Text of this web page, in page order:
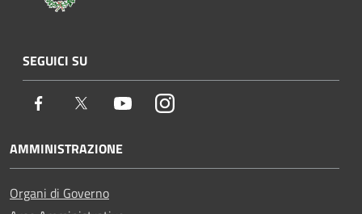
SEGUICI SU
Facebook Twitter YoutubeInstagram
AMMINISTRAZIONE
Organi di Governo